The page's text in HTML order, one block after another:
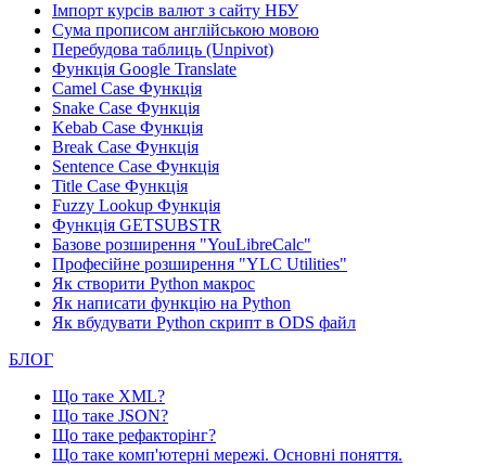
Імпорт курсів валют з сайту НБУ
Сума прописом англійською мовою
Перебудова таблиць (Unpivot)
Функція Google Translate
Camel Case Функція
Snake Case Функція
Kebab Case Функція
Break Case Функція
Sentence Case Функція
Title Case Функція
Fuzzy Lookup Функція
Функція GETSUBSTR
Базове розширення "YouLibreCalc"
Професійне розширення "YLC Utilities"
Як створити Python макрос
Як написати функцію на Python
Як вбудувати Python скрипт в ODS файл
БЛОГ
Що таке XML?
Що таке JSON?
Що таке рефакторінг?
Що таке комп'ютерні мережі. Основні поняття.